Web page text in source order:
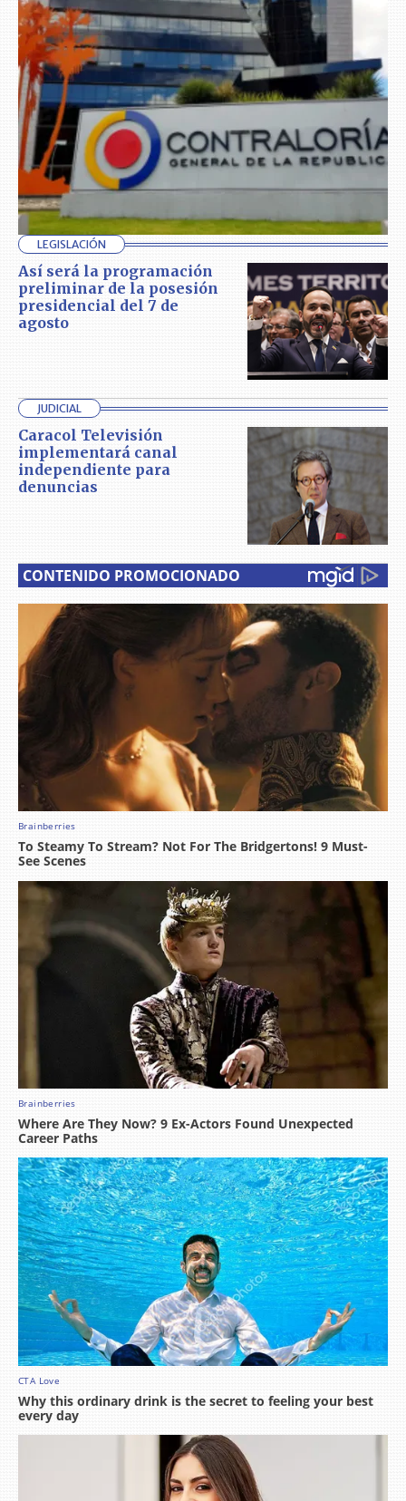
LEGISLACIÓN
Así será la programación
preliminar de la posesión
presidencial del 7 de
agosto
JUDICIAL
Caracol Televisión
implementará canal
independiente para
denuncias